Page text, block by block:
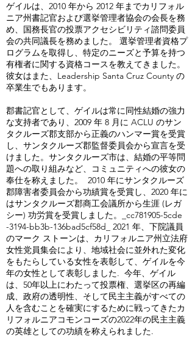
ゲイルは、2010 年から 2012 年までカリフォル
ニア州書記官および選挙管理者協会の会長を務
め、国務長官の投票アクセシビリティ諮問委員
会の共同議長を務めました。 選挙管理者資格プ
ログラムを取得し、特定のニーズと予算を持つ
有権者に関する資格コースを教えてきました。
彼女はまた、Leadership Santa Cruz County の
卒業生でもあります。
郡書記官として、ゲイルは常に同性結婚の強力
な支持者であり、2009 年 8 月に ACLU のサン
タクルーズ郡支部から正義のハンマー賞を受賞
し、サンタクルーズ郡監督委員会から宣言を受
けました。サンタクルーズ市は、結婚の平等問
題への取り組みなど、コミュニティへの彼女の
奉仕を称えました。 2010 年にサンタクルーズ
郡障害者委員会から功績賞を受賞し、2020 年に
はサンタクルーズ郡商工会議所から生涯 (レガ
シー) 功労賞を受賞しました。_cc781905-5cde
-3194-bb3b-136bad5cf58d_ 2021 年、下院議員
のマーク ストーンは、カリフォルニア州立法府
女性党員集会により、地域社会に並外れた変化
をもたらしている女性を表彰して、ゲイルを今
年の女性として表彰しました. 今年、ゲイル
は、50年以上にわたって投票権、選挙区の再編
成、政府の透明性、そして民主主義がすべての
人を含むことを確実にするために戦ってきたカ
リフォルニアコモンコーズの2022年の民主主義
の英雄としての功績を称えられました.